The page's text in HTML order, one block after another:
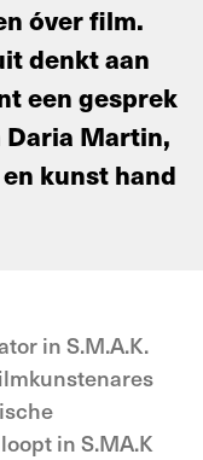
óver film.
denkt aan
een gesprek
Daria Martin,
kunst hand
in S.M.A.K.
in S.MA.K